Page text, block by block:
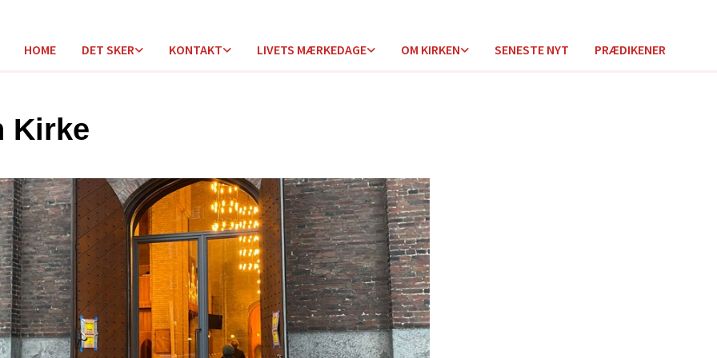
HOME DET SKER KONTAKT LIVETS MÆRKEDAGE OM KIRKEN SENESTE NYT PRÆDIKENER
Kirke